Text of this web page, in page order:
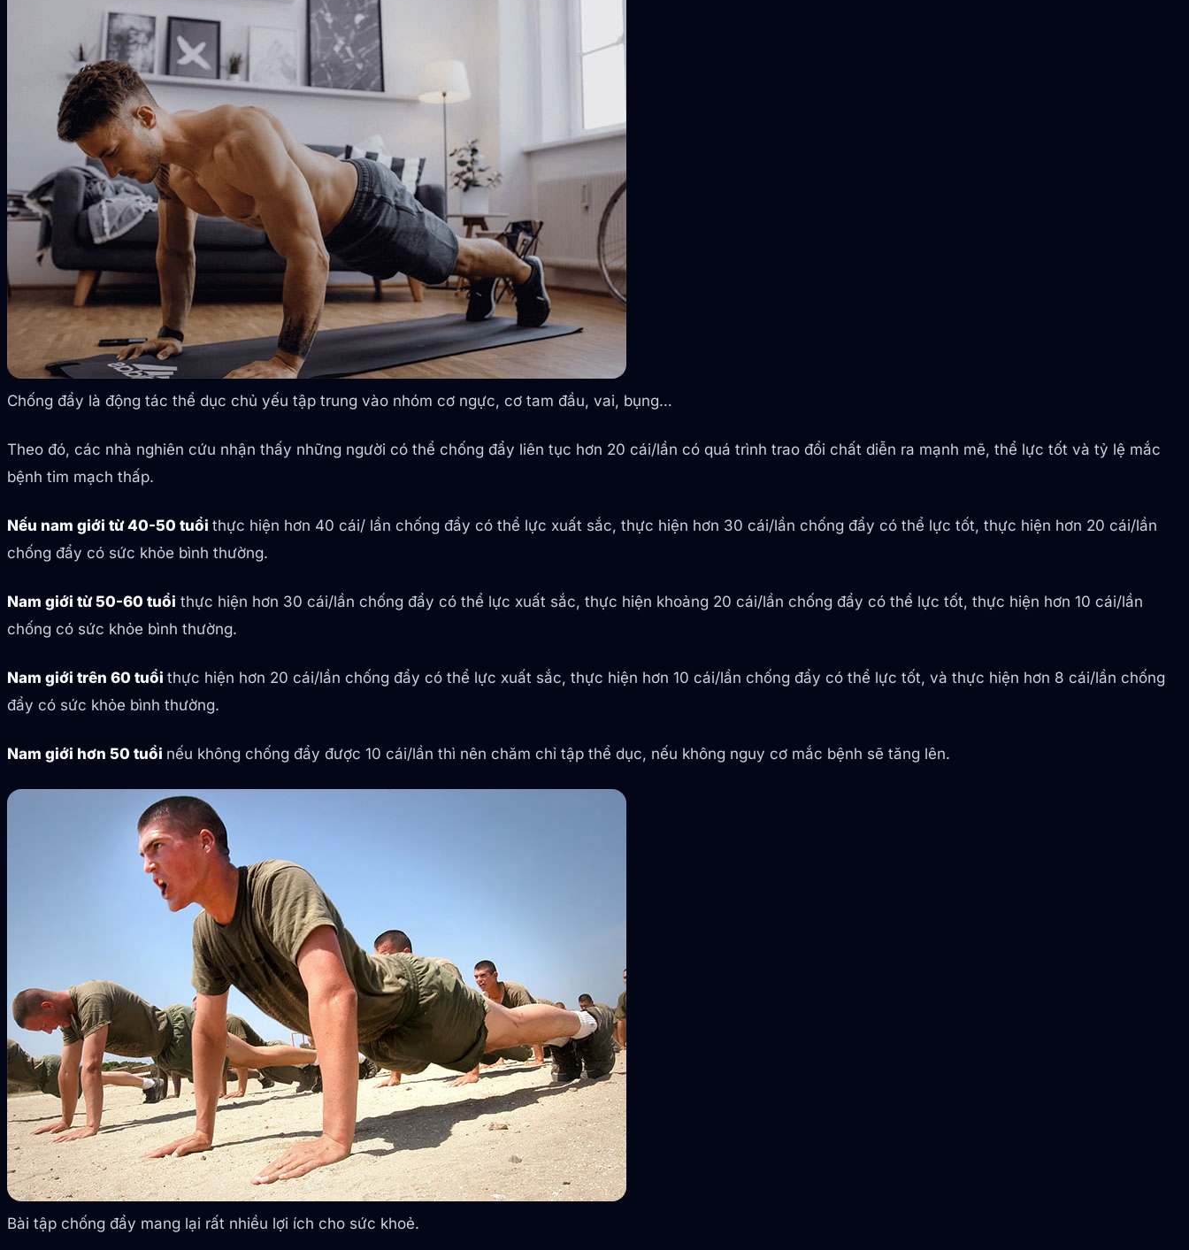
Chống đẩy là động tác thể dục chủ yếu tập trung vào nhóm cơ ngực, cơ tam đầu, vai, bụng…
Theo đó, các nhà nghiên cứu nhận thấy những người có thể chống đẩy liên tục hơn 20 cái/lần có quá trình trao đổi chất diễn ra mạnh mẽ, thể lực tốt và tỷ lệ mắc
bệnh tim mạch thấp.
Nếu nam giới từ 40-50 tuổi thực hiện hơn 40 cái/ lần chống đẩy có thể lực xuất sắc, thực hiện hơn 30 cái/lần chống đẩy có thể lực tốt, thực hiện hơn 20 cái/lần
chống đẩy có sức khỏe bình thường.
Nam giới từ 50-60 tuổi thực hiện hơn 30 cái/lần chống đẩy có thể lực xuất sắc, thực hiện khoảng 20 cái/lần chống đẩy có thể lực tốt, thực hiện hơn 10 cái/lần
chống có sức khỏe bình thường.
Nam giới trên 60 tuổi thực hiện hơn 20 cái/lần chống đẩy có thể lực xuất sắc, thực hiện hơn 10 cái/lần chống đẩy có thể lực tốt, và thực hiện hơn 8 cái/lần chống
đẩy có sức khỏe bình thường.
Nam giới hơn 50 tuổi nếu không chống đẩy được 10 cái/lần thì nên chăm chỉ tập thể dục, nếu không nguy cơ mắc bệnh sẽ tăng lên.
Bài tập chống đẩy mang lại rất nhiều lợi ích cho sức khoẻ.